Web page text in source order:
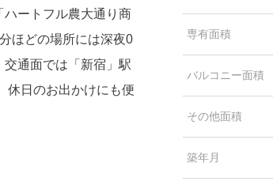
ートフル農大通り商
ほどの場所には深夜0
通面では「新宿」駅
休日のお出かけにも便
専有面積
バルコニー面積
その他面積
築年月